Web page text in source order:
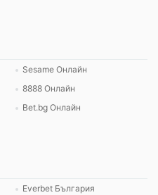
Sesame Онлайн
8888 Онлайн
Bet.bg Онлайн
Everbet България